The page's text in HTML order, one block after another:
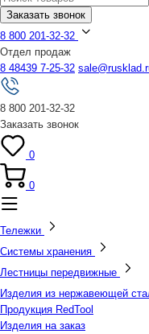
Заказать звонок
8 800 201-32-32
Отдел продаж
8 48439 7-25-32
8 800 201-32-32
Заказать звонок
0
0
Тележки
Системы хранения
Лестницы передвижные
Изделия из нержавеющей
Продукция RedTool
Изделия на заказ